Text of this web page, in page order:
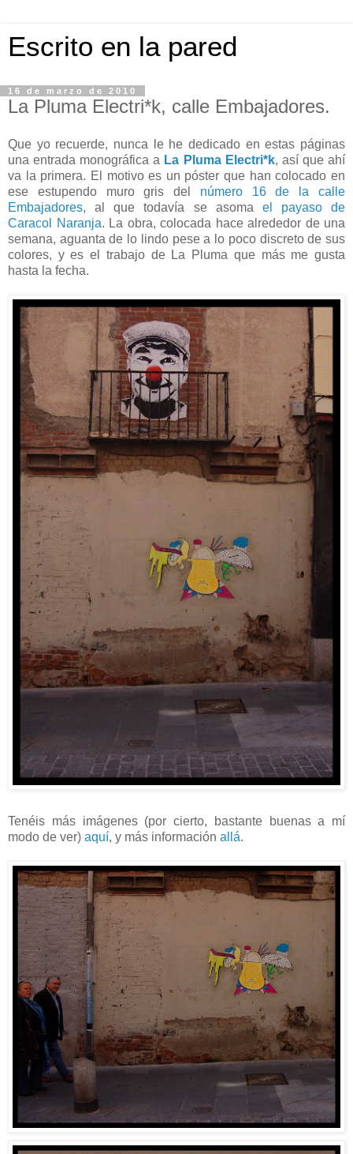
Escrito en la pared
16 de marzo de 2010
La Pluma Electri*k, calle Embajadores.
Que yo recuerde, nunca le he dedicado en estas páginas
una entrada monográfica a La Pluma Electri*k, así que ahí
va la primera. El motivo es un póster que han colocado en
ese estupendo muro gris del número 16 de la calle
Embajadores, al que todavía se asoma el payaso de
Caracol Naranja. La obra, colocada hace alrededor de una
semana, aguanta de lo lindo pese a lo poco discreto de sus
colores, y es el trabajo de La Pluma que más me gusta
hasta la fecha.
Tenéis más imágenes (por cierto, bastante buenas a mí
modo de ver) aquí, y más información allá.